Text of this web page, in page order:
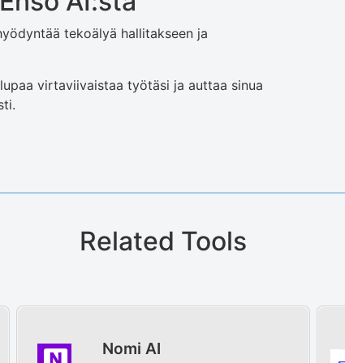
tekoälyä hallitakseen ja
virtaviivaistaa työtäsi ja auttaa sinua
Related Tools
Nomi AI